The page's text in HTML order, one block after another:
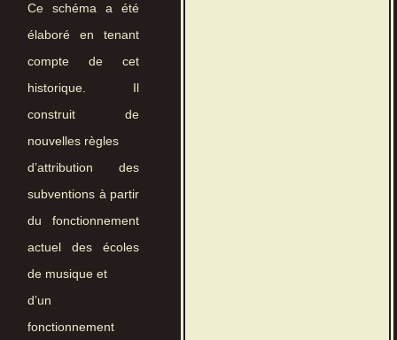
Ce schéma a été
élaboré en tenant
compte de cet
historique. Il
construit de
nouvelles règles
d’attribution des
subventions à partir
du fonctionnement
actuel des écoles
de musique et
d’un
fonctionnement